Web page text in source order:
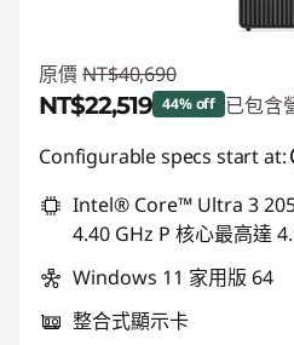
原價 NT$40,690
NT$22,519 44% off 已包含
即時折扣： :-NT$18,171
Configurable specs start at:
Intel® Core™ Ultra 3 205
4.40 GHz P 核心最高達
Windows 11 家用版 64
整合式顯示卡